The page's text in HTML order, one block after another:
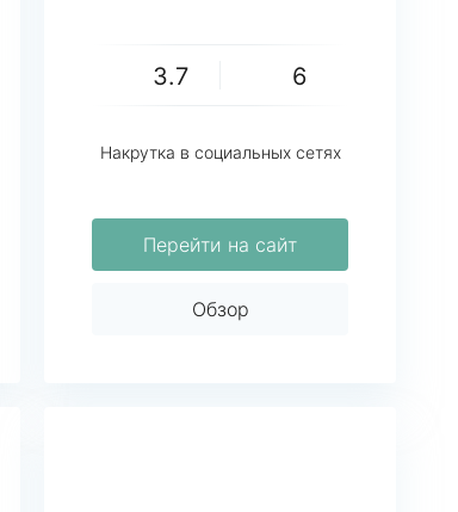
3.7 6
Накрутка в социальных сетях
Перейти на сайт
Обзор